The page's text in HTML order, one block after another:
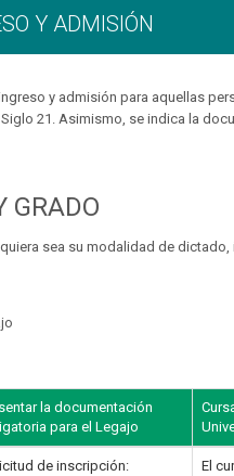
Y ADMISIÓN
y admisión para aquellas
21. Asimismo, se indica la
GRADO
sea su modalidad de
la documentación
para el Legajo
de inscripción:
El